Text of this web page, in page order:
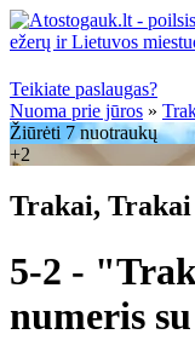
Teikiate paslaugas?
Nuoma prie jūros »
Žiūrėti 7 nuotraukų
+2
Trakai, Trakai
5-2 -
numeris